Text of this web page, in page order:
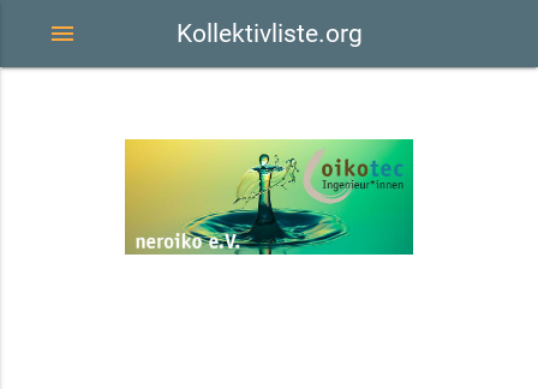
Kollektivliste.org
menu